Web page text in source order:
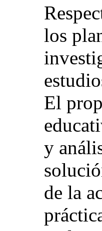
los
El
y
de la